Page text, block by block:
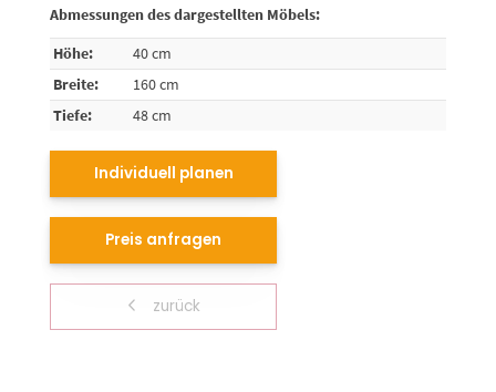
Abmessungen des dargestellten Möbels:
Höhe:
40 cm
Breite:
160 cm
Tiefe:
48 cm
Individuell planen
Preis anfragen
zurück